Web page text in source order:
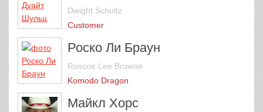
Dwight Schultz
Customer
Роско Ли Браун
Roscoe Lee Browne
Komodo Dragon
Майкл Хорс